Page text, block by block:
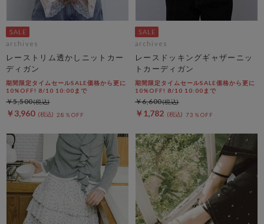
archives
レーストリム透かしニットカー
ディガン
期間限定タイムセールSALE価格から更に
10%OFF! 8/10 10:00まで
￥3,960 28％OFF
￥5,500
archives
レースドッキングギャザーニッ
トカーディガン
期間限定タイムセールSALE価格から更に
10%OFF! 8/10 10:00まで
￥1,782 73％OFF
￥6,600